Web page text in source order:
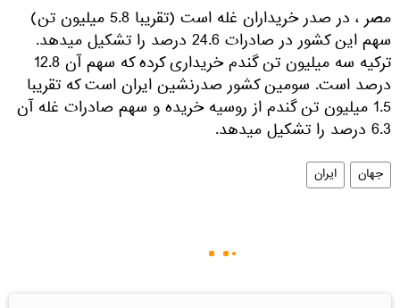
مصر ، در صدر خریداران غله است (تقریبا 5.8 میلیون تن)
سهم این کشور در صادرات 24.6 درصد را تشکیل میدهد.
ترکیه سه میلیون تن گندم خریداری کرده که سهم آن 12.8
درصد است. سومین کشور صدرنشین ایران است که تقریبا
1.5 میلیون تن گندم از روسیه خریده و سهم صادرات غله آن
6.3 درصد را تشکیل میدهد.
جهان ایران